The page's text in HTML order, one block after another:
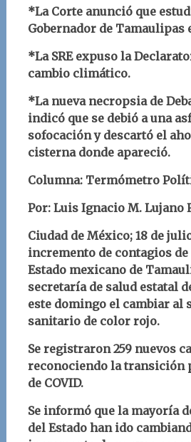
*La Corte anunció que
Gobernador de Tamaulipas
*La SRE expuso la
cambio climático.
*La nueva necropsia de
indicó que se debió a una
sofocación y descartó el
cisterna donde apareció.
Columna: Termómetro
Por: Luis Ignacio M. Lujano
Ciudad de México; 18 de
incremento de contagios de
Estado mexicano de
secretaría de salud estatal
este domingo el cambiar al
sanitario de color rojo.
Se registraron 259 nuevos
reconociendo la transición
de COVID.
Se informó que la mayoría
del Estado han ido